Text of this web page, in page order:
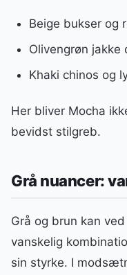
Beige bukser og
Olivengrøn
Khaki chinos og
Her bliver Mocha
bevidst stilgreb.
Grå nuancer:
Grå og brun kan
vanskelig
sin styrke. I